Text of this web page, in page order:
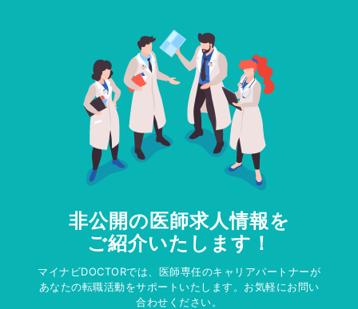
非公開の医師求人情報を
ご紹介いたします！
マイナビDOCTORでは、医師専任のキャリアパートナーが
あなたの転職活動をサポートいたします。お気軽にお問い
合わせください。